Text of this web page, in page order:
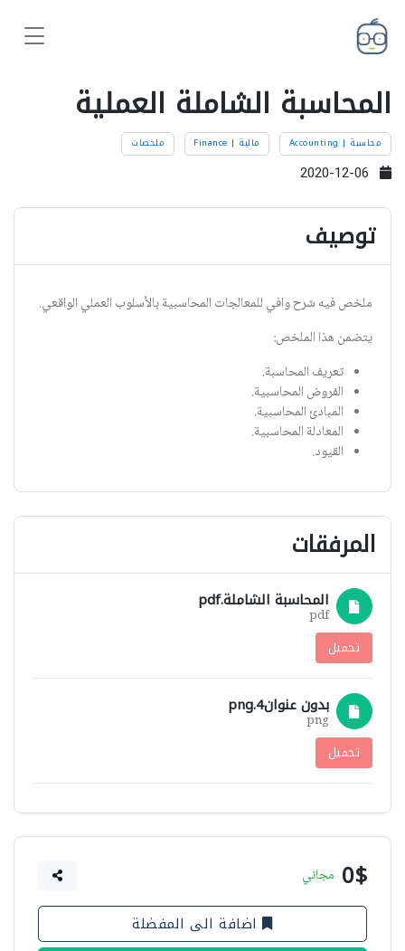
المحاسبة الشاملة العملية
محاسبة | Accounting مالية | Finance ملخصات
توصيف
ملخص فيه شرح وافي للمعالجات المحاسبية بالأسلوب العملي الواقعي.
يتضمن هذا الملخص:
تعريف المحاسبة.
الفروض المحاسبية.
المبادئ المحاسبية.
المعادلة المحاسبية.
القيود.
المرفقات
المحاسبة الشاملة.pdf
pdf
تحميل
بدون عنوان4.png
png
تحميل
0$ مجاني
اضافة الى المفضلة